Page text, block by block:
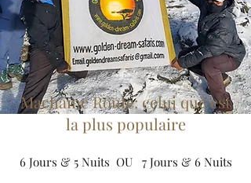
Machame Route: celui que est
la plus populaire
6 Jours & 5 Nuits OU 7 Jours & 6 Nuits